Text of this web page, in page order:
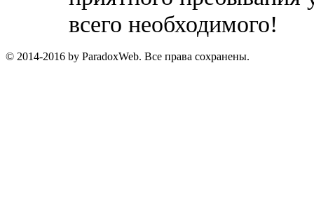
всего необходимого!
© 2014-2016 by ParadoxWeb. Все права сохранены.